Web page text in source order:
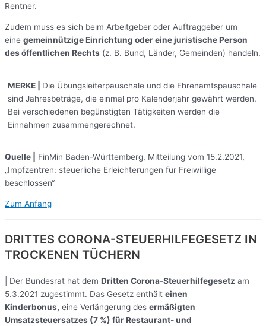
Rentner.
Zudem muss es sich beim Arbeitgeber oder Auftraggeber um
eine gemeinnützige Einrichtung oder eine juristische Person
des öffentlichen Rechts (z. B. Bund, Länder, Gemeinden) handeln.
MERKE
Die Übungsleiterpauschale und die Ehrenamtspauschale
sind Jahresbeträge, die einmal pro Kalenderjahr gewährt werden.
Bei verschiedenen begünstigten Tätigkeiten werden die
Einnahmen zusammengerechnet.
Quelle |
FinMin Baden-Württemberg, Mitteilung vom 15.2.2021,
„Impfzentren: steuerliche Erleichterungen für Freiwillige
beschlossen“
Zum Anfang
DRITTES CORONA-STEUERHILFEGESETZ IN
TROCKENEN TÜCHERN
| Der Bundesrat hat dem Dritten Corona-Steuerhilfegesetz am
5.3.2021 zugestimmt. Das Gesetz enthält einen
Kinderbonus, eine Verlängerung des ermäßigten
Umsatzsteuersatzes (7 %) für Restaurant- und